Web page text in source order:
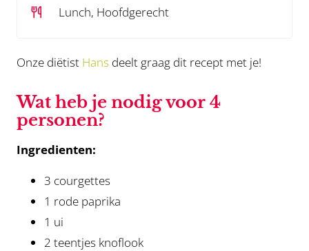
Lunch, Hoofdgerecht
Onze diëtist Hans deelt graag dit recept met je!
Wat heb je nodig voor 4
personen?
Ingredienten:
3 courgettes
1 rode paprika
1 ui
2 teentjes knoflook